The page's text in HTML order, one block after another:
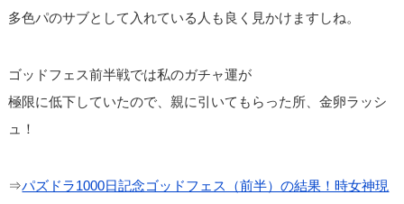
多色パのサブとして入れている人も良く見かけますしね。
ゴッドフェス前半戦では私のガチャ運が
極限に低下していたので、親に引いてもらった所、金卵ラッシ
ュ！
⇒パズドラ1000日記念ゴッドフェス（前半）の結果！時女神現